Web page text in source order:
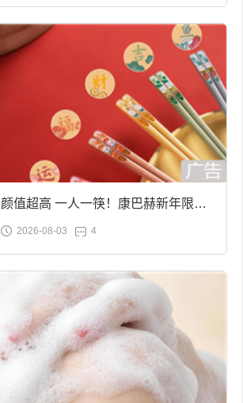
颜值超高 一人一筷！康巴赫新年限定
合金筷子大促：19.9元
2026-08-03 4